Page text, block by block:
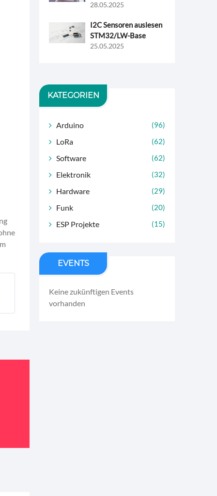
28.05.2025
I2C Sensoren auslesen
STM32/LW-Base
25.05.2025
KATEGORIEN
Arduino (96)
LoRa (62)
Software (62)
Elektronik (32)
Hardware (29)
Funk (20)
ESP Projekte (15)
EVENTS
Keine zukünftigen Events
vorhanden